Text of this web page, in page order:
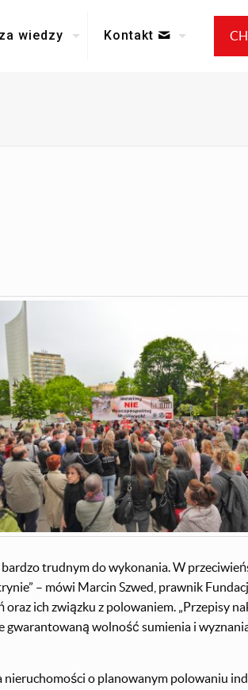
wiedzy Kontakt
trudnym do wykonania. W
– mówi Marcin Szwed, prawnik
ich związku z polowaniem. „Przepisy
wolność sumienia i
nieruchomości o planowanym polowaniu